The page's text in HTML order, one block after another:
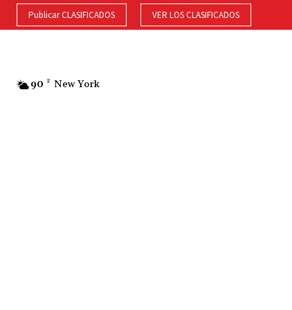
Publicar CLASIFICADOS VER LOS CLASIFICADOS
90 F New York